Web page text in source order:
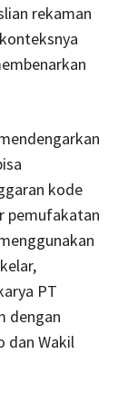
rekaman
kode
pemufakatan
PT
dengan
dan Wakil